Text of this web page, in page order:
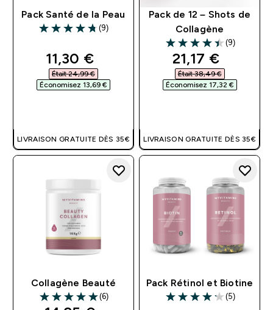
Pack Santé de la Peau
4.78 out of 5 stars
(9)
discounted price
11,30 €‎
Était 24,99 €‎
Économisez 13,69 €‎
LIVRAISON GRATUITE DÈS 35€
Pack de 12 – Shots de
Collagène
4.44 out of 5 stars
(9)
discounted
21,17 €‎
Était 38,49 €‎
Économisez 17,32 €‎
LIVRAISON GRATUITE DÈS 35€
Collagène Beauté
5 out of 5 stars
(6)
Pack Rétinol et Biotine
4.2 out of 5 stars
(5)